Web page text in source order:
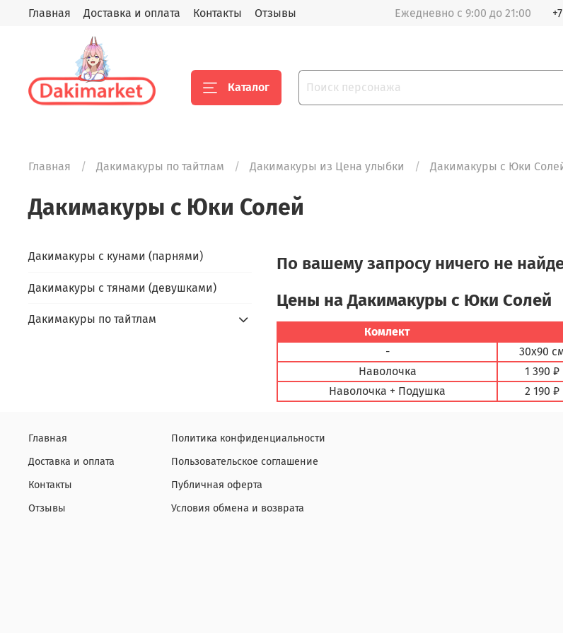
Главная Доставка и оплата Контакты Отзывы Ежедневно с 9:00 до 21:00
Каталог
Главная Дакимакуры по тайтлам Дакимакуры из Цена улыбки Дакимакуры с Юки
Дакимакуры с Юки Солей
По вашему запросу ничего не
Цены на Дакимакуры с Юки Солей
Комлект
-
30х90
Наволочка
1 390 ₽
Наволочка + Подушка
2 190 ₽
Дакимакуры с кунами (парнями)
Дакимакуры с тянами (девушками)
Дакимакуры по тайтлам
Главная
Доставка и оплата
Контакты
Отзывы
Политика конфиденциальности
Пользовательское соглашение
Публичная оферта
Условия обмена и возврата